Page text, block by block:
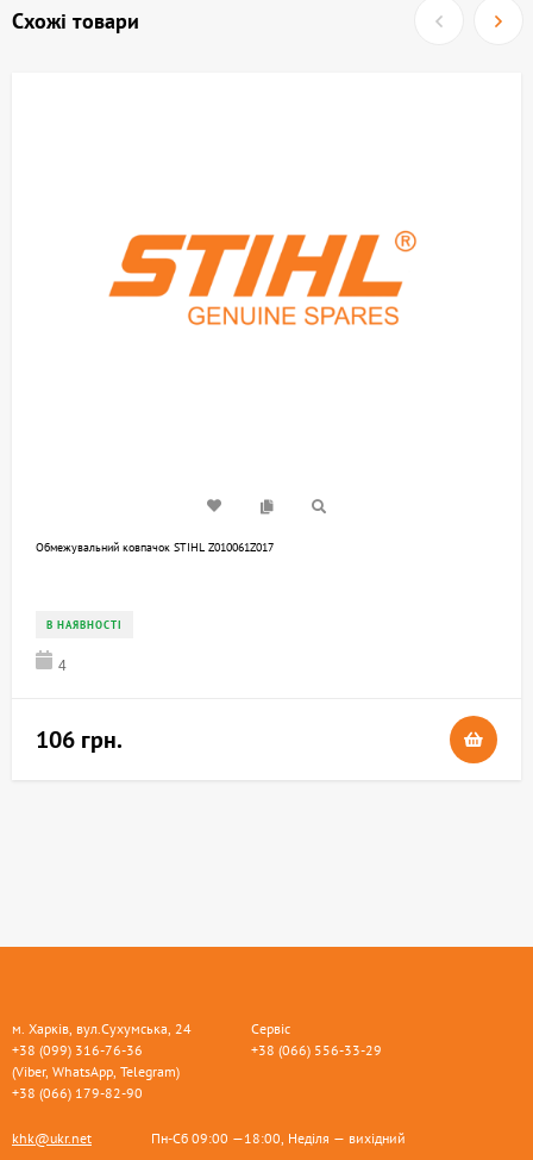
Схожі товари
Обмежувальний ковпачок STIHL Z010061Z017
В НАЯВНОСТІ
4
106 грн.
м. Харків, вул.Сухумська, 24
+38 (099) 316-76-36
(Viber, WhatsApp, Telegram)
+38 (066) 179-82-90
Сервіс
+38 (066) 556-33-29
khk@ukr.net Пн-Сб 09:00 —18:00, Неділя — вихідний